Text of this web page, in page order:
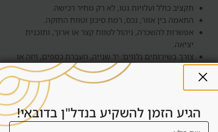
תקציב כולל ועלויות נטו, לא רק מחיר רכישה.
התאמה בין אזור, נכס, רמת סיכון וטווח החזקה.
אפשרות להשכרה, ניהול לטווח קצר או ארוך, ותוכנית
יציאה.
צורך בשירותים נלווים: יד שנייה, העברת כספים, ויזה או
מעבר לדובאי.
המשך קריאה וקישורים
פנימיים
הגיע הזמן להשקיע בנדל"ן בדובאי!